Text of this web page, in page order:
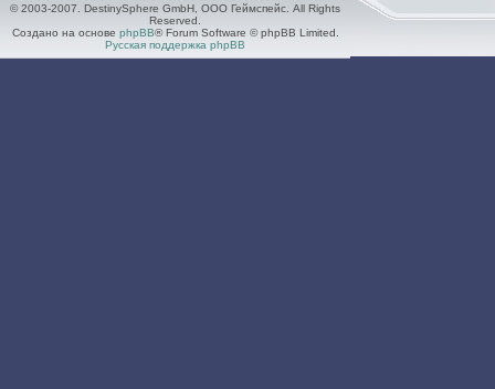
© 2003-2007. DestinySphere GmbH, ООО Геймспейс. All Rights
Reserved.
Создано на основе phpBB® Forum Software © phpBB Limited.
Русская поддержка phpBB